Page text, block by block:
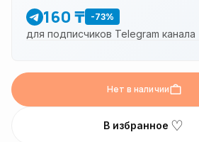
160 ₸ -73%
для подписчиков Telegram канала
Нет в наличии
В избранное ♡